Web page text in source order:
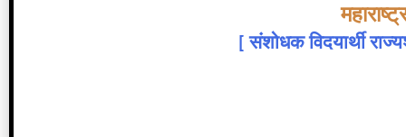
Topic:-
[संशोधक विदयार्थी